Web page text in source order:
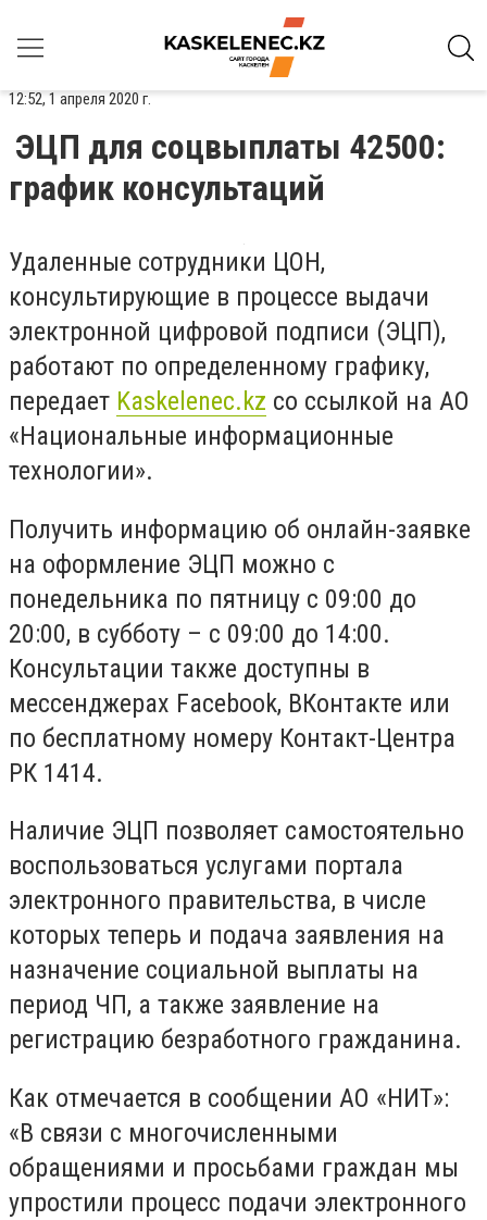
12:52, 1 апреля 2020 г.
ЭЦП для соцвыплаты 42500:
график консультаций
Удаленные сотрудники ЦОН,
консультирующие в процессе выдачи
электронной цифровой подписи (ЭЦП),
работают по определенному графику,
передает Kaskelenec.kz со ссылкой на АО
«Национальные информационные
технологии».
Получить информацию об онлайн-заявке
на оформление ЭЦП можно с
понедельника по пятницу с 09:00 до
20:00, в субботу – с 09:00 до 14:00.
Консультации также доступны в
мессенджерах Facebook, ВКонтакте или
по бесплатному номеру Контакт-Центра
РК 1414.
Наличие ЭЦП позволяет самостоятельно
воспользоваться услугами портала
электронного правительства, в числе
которых теперь и подача заявления на
назначение социальной выплаты на
период ЧП, а также заявление на
регистрацию безработного гражданина.
Как отмечается в сообщении АО «НИТ»:
«В связи с многочисленными
обращениями и просьбами граждан мы
упростили процесс подачи электронного